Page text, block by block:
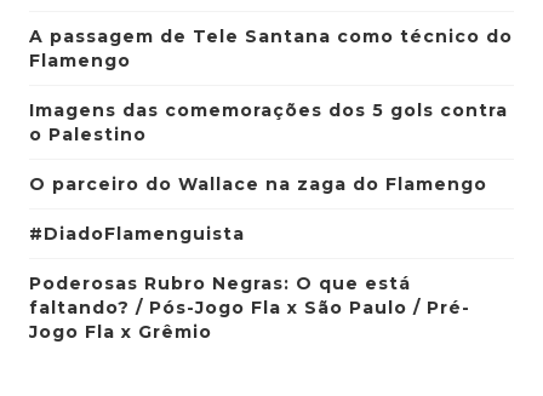
A passagem de Tele Santana como técnico do
Flamengo
Imagens das comemorações dos 5 gols contra
o Palestino
O parceiro do Wallace na zaga do Flamengo
#DiadoFlamenguista
Poderosas Rubro Negras: O que está
faltando? / Pós-Jogo Fla x São Paulo / Pré-
Jogo Fla x Grêmio